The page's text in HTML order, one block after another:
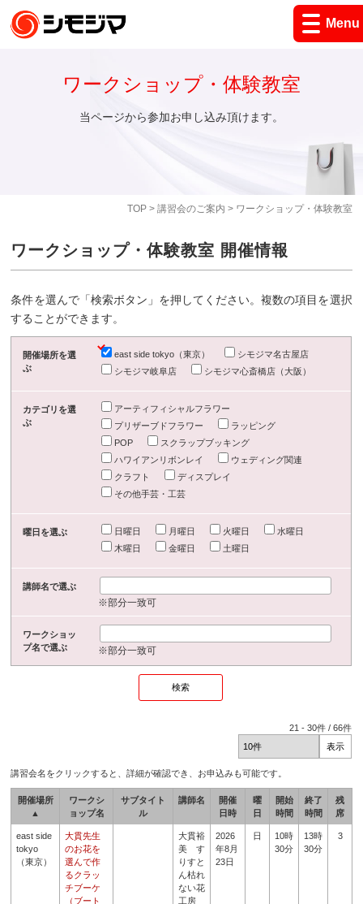
Menu
TOP> 講習会のご案内 > ワークショップ・体験教室
ワークショップ・体験教室
当ページから参加お申し込み頂けます。
ワークショップ・体験教室 開催情報
条件を選んで「検索ボタン」を押してください。複数の項目を選択
することができます。
開催場所を選
ぶ
east side tokyo（東京）
シモジマ名古屋店
シモジマ岐阜店
シモジマ心斎橋店（大阪）
カテゴリを選
ぶ
アーティフィシャルフラワー
プリザーブドフラワー
ラッピング
POP
スクラップブッキング
ハワイアンリボンレイ
ウェディング関連
クラフト
ディスプレイ
その他手芸・工芸
曜日を選ぶ 日曜日 月曜日 火曜日
水曜日
木曜日
金曜日 土曜日
講師名で選ぶ
※部分一致可
ワークショッ
プ名で選ぶ
※部分一致可
21 -30件 /66件
講習会名をクリックすると、詳細が確認でき、お申込みも可能です。
開催場所
▲
ワークシ
ョップ名
サブタイト
ル
講師名
開催
日時
曜
日
開始
時間
終了
時間
残
席
east side
tokyo
（東京）
大貫先生
のお花を
選んで作
るクラッ
チブーケ
（ブート
大貫裕
美 す
りすと
ん枯れ
ない花
工房
2026
年8月
23日
日
10時
30分
13時
30分
3